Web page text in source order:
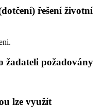
řešení životní
žadateli požadovány
lze využít